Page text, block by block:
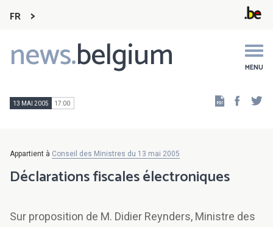
FR
news.belgium MENU
Main
navigation
13 MAI 2005 17:00
Appartient à Conseil des Ministres du 13 mai 2005
Déclarations fiscales électroniques
Sur proposition de M. Didier Reynders, Ministre des